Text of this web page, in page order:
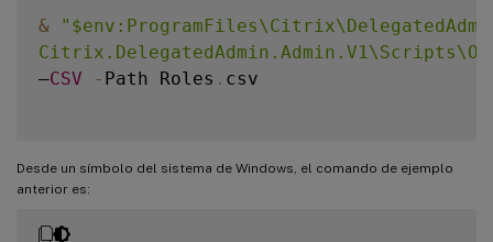
&
–CSV - Path Roles . csv
Desde un símbolo del sistema de Windows, el comando de ejemplo
anterior es: